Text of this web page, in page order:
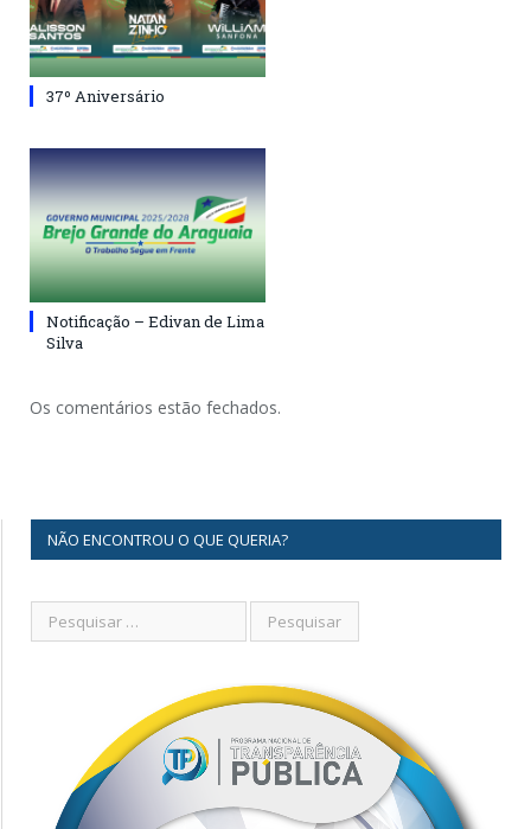
37º Aniversário
Notificação – Edivan de Lima
Silva
Os comentários estão fechados.
NÃO ENCONTROU O QUE QUERIA?